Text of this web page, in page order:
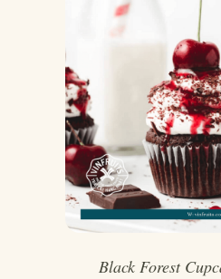
Black Forest